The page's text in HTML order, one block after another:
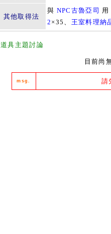
其他取得法
與 NPC古魯亞司
2 ×35、 王室料理納
道具主題討論
目前尚
msg. 請